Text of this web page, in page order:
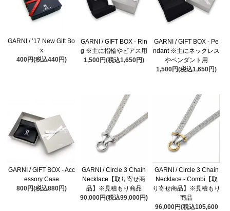
GARNI / ’17 New Gift Bo
x
400円(税込440円)
GARNI / GIFT BOX - Rin
g ※主に指輪やピアス用
1,500円(税込1,650円)
GARNI / GIFT BOX - Pe
ndant ※主にネックレス
やペンダント用
1,500円(税込1,650円)
GARNI / GIFT BOX - Acc
essory Case
800円(税込880円)
GARNI / Circle 3 Chain
Necklace【取り寄せ商
品】※見積もり商品
90,000円(税込99,000円)
GARNI / Circle 3 Chain
Necklace - Combi【取
り寄せ商品】※見積もり
商品
96,000円(税込105,600